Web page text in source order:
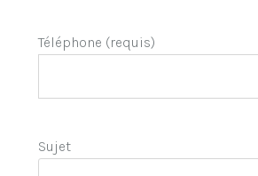
Téléphone (requis)
Sujet